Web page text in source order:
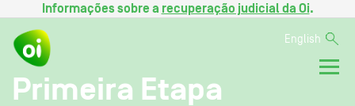
Informações sobre a recuperação judicial da Oi.
English
Primeira Etapa